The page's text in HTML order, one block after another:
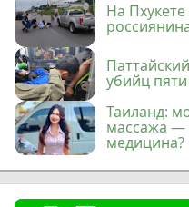
На
убийц
Таиланд:
массажа —
медицина?